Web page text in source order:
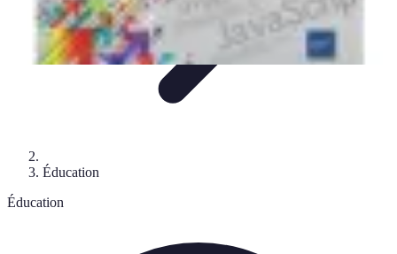
Éducation
Éducation